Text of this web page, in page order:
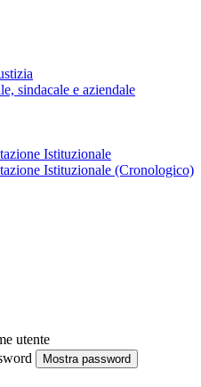
sindacale e aziendale
Istituzionale
Istituzionale (Cronologico)
utente
Mostra password